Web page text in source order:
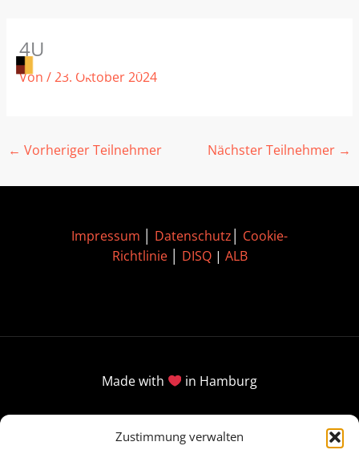
Zustimmung verwalten
Inhalt
springen
4U
Von /23. Oktober 2024
← Vorheriger Teilnehmer Nächster Teilnehmer →
Impressum Datenschutz
Cookie-
Richtlinie│ DISQ| ALB
Made with in Hamburg